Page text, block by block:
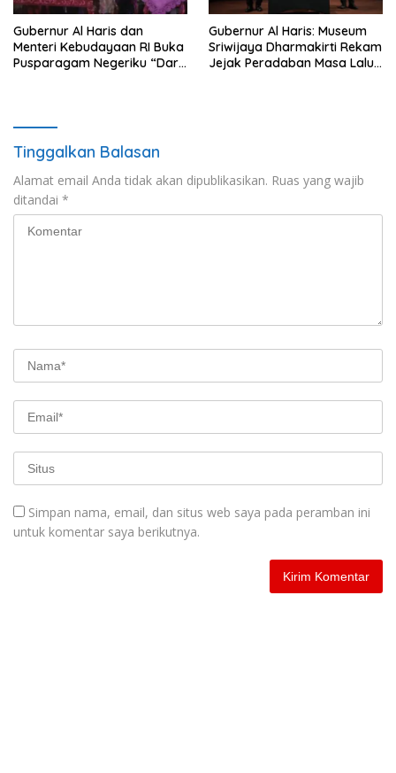
Gubernur Al Haris dan
Menteri Kebudayaan RI Buka
Pusparagam Negeriku “Dari
Gubernur Al Haris: Museum
Sriwijaya Dharmakirti Rekam
Jejak Peradaban Masa Lalu
Tinggalkan Balasan
Alamat email Anda tidak akan dipublikasikan. Ruas yang wajib
ditandai *
Simpan nama, email, dan situs web saya pada peramban ini
untuk komentar saya berikutnya.